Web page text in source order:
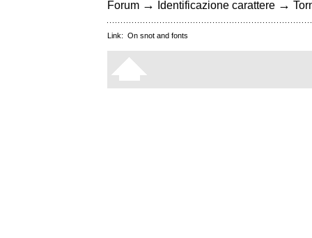
Forum → Identificazione carattere →
Link: On snot and fonts